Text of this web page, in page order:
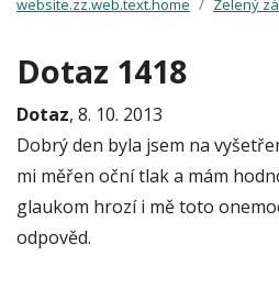
website.zz.web.text.home Zelený
Dotaz 1418
Dotaz, 8. 10. 2013
Dobrý den byla jsem na
mi měřen oční tlak a mám
glaukom hrozí i mě toto
odpověd.